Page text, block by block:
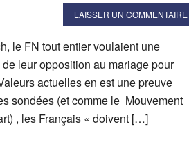
LAISSER UN COMMENTAIRE
le FN tout entier voulaient une
leur opposition au mariage pour
actuelles en est une preuve
sondées (et comme le Mouvement
, les Français « doivent […]